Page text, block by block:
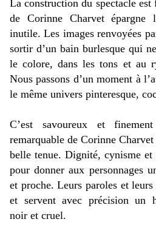
La construction du spectacle
de Corinne Charvet
inutile. Les images renvoyées
sortir d’un bain burlesque qui
le colore, dans les tons et au
Nous passons d’un moment à
le même univers pinteresque,
C’est savoureux et
remarquable de Corinne
belle tenue. Dignité, cynisme et
pour donner aux personnages
et proche. Leurs paroles et
et servent avec précision un
noir et cruel.